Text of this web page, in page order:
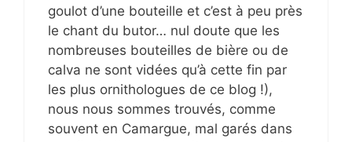
goulot d’une bouteille et c’est à peu près
le chant du butor… nul doute que les
nombreuses bouteilles de bière ou de
calva ne sont vidées qu’à cette fin par
les plus ornithologues de ce blog !),
nous nous sommes trouvés, comme
souvent en Camargue, mal garés dans